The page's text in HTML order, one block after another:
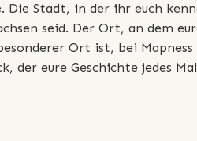
Die Stadt, in der ihr euch
seid. Der Ort, an dem
Ort ist, bei
der eure Geschichte jedes